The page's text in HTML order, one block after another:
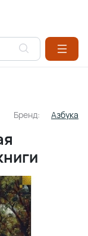
Бренд: Азбука